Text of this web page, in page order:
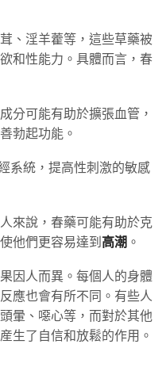
、淫羊藿等，這些草藥被
和性能力。具體而言，春
分可能有助於擴張血管，
勃起功能。
系統，提高性刺激的敏感
來說，春藥可能有助於克
他們更容易達到 高潮 。
因人而異。每個人的身體
應也會有所不同。有些人
暈、噁心等，而對於其他
生了自信和放鬆的作用。